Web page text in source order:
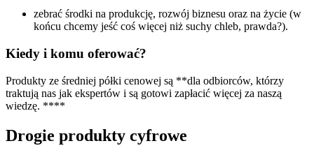
zebrać środki na produkcję, rozwój biznesu oraz na życie (w
końcu chcemy jeść coś więcej niż suchy chleb, prawda?).
Kiedy i komu oferować?
Produkty ze średniej półki cenowej są **dla odbiorców, którzy
traktują nas jak ekspertów i są gotowi zapłacić więcej za naszą
wiedzę. ****
Drogie produkty cyfrowe